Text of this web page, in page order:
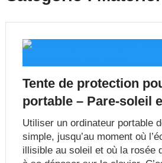
Tente de protection
portable – Pare-soleil
Utiliser un ordinateur portable
simple, jusqu’au moment où
illisible au soleil et où la rosée